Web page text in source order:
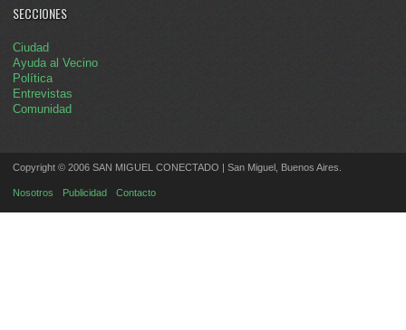
SECCIONES
Ciudad
Ayuda al Vecino
Política
Entrevistas
Comunidad
Copyright © 2006 SAN MIGUEL CONECTADO | San Miguel, Buenos Aires.
Nosotros Publicidad Contacto